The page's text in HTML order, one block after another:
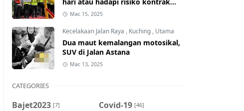
ditamatkan
Mac 15, 2025
Kecelakaan Jalan Raya , Kuching , Utama
Dua maut kemalangan motosikal,
SUV di Jalan Astana
Mac 13, 2025
CATEGORIES
Bajet2023 [7] Covid-19 [46]